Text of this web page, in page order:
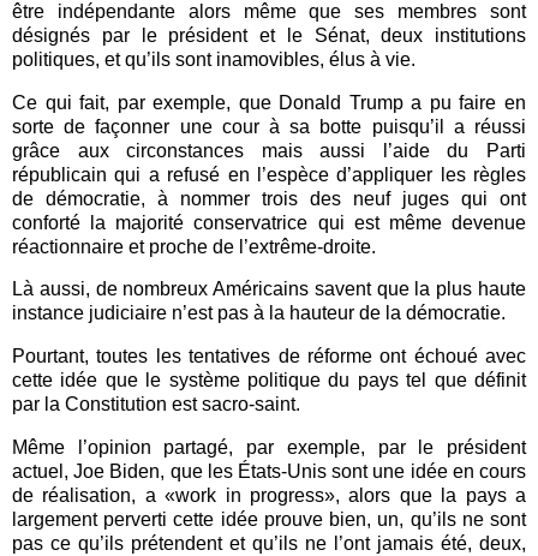
être indépendante alors même que ses membres sont
désignés par le président et le Sénat, deux institutions
politiques, et qu’ils sont inamovibles, élus à vie.
Ce qui fait, par exemple, que Donald Trump a pu faire en
sorte de façonner une cour à sa botte puisqu’il a réussi
grâce aux circonstances mais aussi l’aide du Parti
républicain qui a refusé en l’espèce d’appliquer les règles
de démocratie, à nommer trois des neuf juges qui ont
conforté la majorité conservatrice qui est même devenue
réactionnaire et proche de l’extrême-droite.
Là aussi, de nombreux Américains savent que la plus haute
instance judiciaire n’est pas à la hauteur de la démocratie.
Pourtant, toutes les tentatives de réforme ont échoué avec
cette idée que le système politique du pays tel que définit
par la Constitution est sacro-saint.
Même l’opinion partagé, par exemple, par le président
actuel, Joe Biden, que les États-Unis sont une idée en cours
de réalisation, a «work in progress», alors que la pays a
largement perverti cette idée prouve bien, un, qu’ils ne sont
pas ce qu’ils prétendent et qu’ils ne l’ont jamais été, deux,